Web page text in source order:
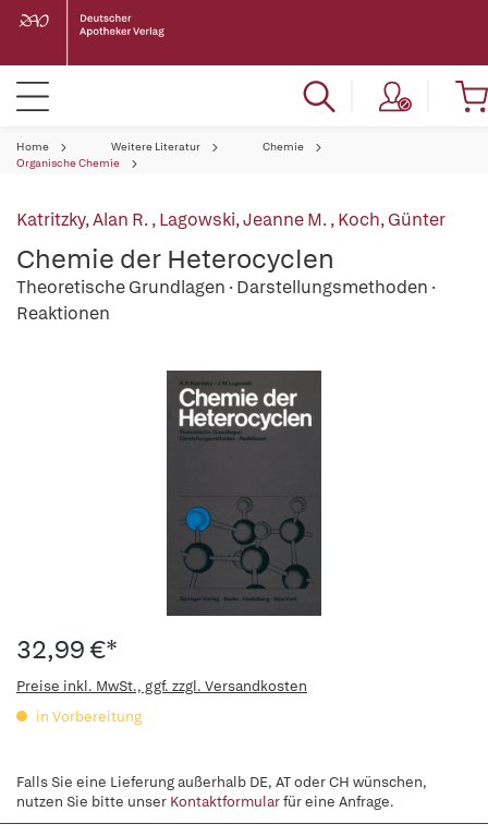
Home Weitere Literatur
Chemie
Organische Chemie
Katritzky, Alan R.,Lagowski, Jeanne M.,Koch, Günter
Chemie der Heterocyclen
Theoretische Grundlagen · Darstellungsmethoden ·
Reaktionen
32,99 €*
Preise inkl. MwSt., ggf. zzgl. Versandkosten
in Vorbereitung
Falls Sie eine Lieferung außerhalb DE, AT oder CH wünschen,
nutzen Sie bitte unser Kontaktformularfür eine Anfrage.